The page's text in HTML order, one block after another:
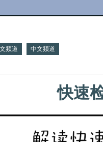
频道 中文频道
快速